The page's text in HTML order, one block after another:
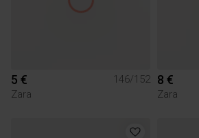
5 €
146/152
Zara
8 €
Zara